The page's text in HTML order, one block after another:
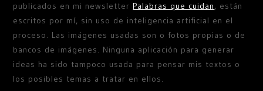
publicados en mi newsletterPalabras que cuidan, están
escritos por mí, sin uso de inteligencia artificial en el
proceso. Las imágenes usadas son o fotos propias o de
bancos de imágenes. Ninguna aplicación para generar
ideas ha sido tampoco usada para pensar mis textos o
los posibles temas a tratar en ellos.